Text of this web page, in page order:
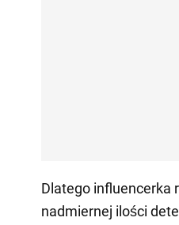
Dlatego influencerka
nadmiernej ilości